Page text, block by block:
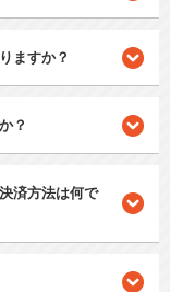
ますか？
？
済方法は何で